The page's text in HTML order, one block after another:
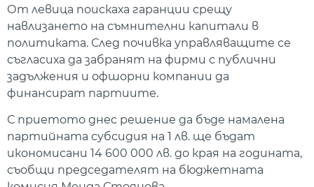
От левица поискаха гаранции срещу
навлизането на съмнителни капитали в
политиката. След почивка управляващите се
съгласиха да забранят на фирми с публични
задължения и офшорни компании да
финансират партиите.
С приетото днес решение да бъде намалена
партийната субсидия на 1 лв. ще бъдат
икономисани 14 600 000 лв. до края на годината,
съобщи председателят на бюджетната